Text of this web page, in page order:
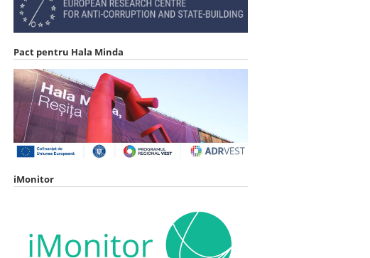
Pact pentru Hala Minda
iMonitor